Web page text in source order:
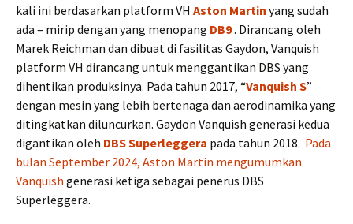
kali ini berdasarkan platform VH Aston Martin yang sudah
ada – mirip dengan yang menopang DB9. Dirancang oleh
Marek Reichman dan dibuat di fasilitas Gaydon, Vanquish
platform VH dirancang untuk menggantikan DBS yang
dihentikan produksinya. Pada tahun 2017, “Vanquish S”
dengan mesin yang lebih bertenaga dan aerodinamika yang
ditingkatkan diluncurkan. Gaydon Vanquish generasi kedua
digantikan oleh DBS Superleggera pada tahun 2018. Pada
bulan September 2024, Aston Martin mengumumkan
Vanquish generasi ketiga sebagai penerus DBS
Superleggera.